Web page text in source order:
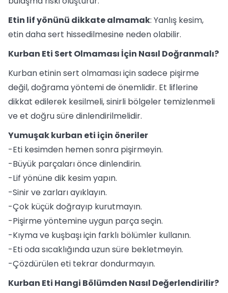
Etin lif yönünü dikkate almamak: Yanlış kesim,
etin daha sert hissedilmesine neden olabilir.
Kurban Eti Sert Olmaması İçin Nasıl Doğranmalı?
Kurban etinin sert olmaması için sadece pişirme
değil, doğrama yöntemi de önemlidir. Et liflerine
dikkat edilerek kesilmeli, sinirli bölgeler temizlenmeli
ve et doğru süre dinlendirilmelidir.
Yumuşak kurban eti için öneriler
-Eti kesimden hemen sonra pişirmeyin.
-Büyük parçaları önce dinlendirin.
-Lif yönüne dik kesim yapın.
-Sinir ve zarları ayıklayın.
-Çok küçük doğrayıp kurutmayın.
-Pişirme yöntemine uygun parça seçin.
-Kıyma ve kuşbaşı için farklı bölümler kullanın.
-Eti oda sıcaklığında uzun süre bekletmeyin.
-Çözdürülen eti tekrar dondurmayın.
Kurban Eti Hangi Bölümden Nasıl Değerlendirilir?